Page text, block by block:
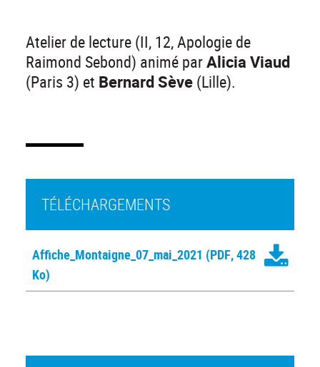
Atelier de lecture (II, 12, Apologie de
Raimond Sebond) animé parAlicia Viaud
(Paris 3) et Bernard Sève (Lille).
TÉLÉCHARGEMENTS
Affiche_Montaigne_07_mai_2021 (PDF, 428
Ko)